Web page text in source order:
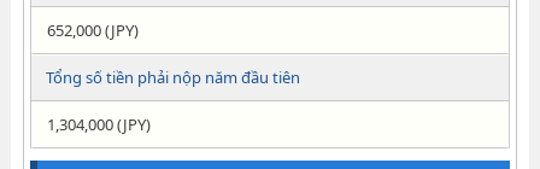
652,000 (JPY)
Tổng số tiền phải nộp năm đầu tiên
1,304,000 (JPY)